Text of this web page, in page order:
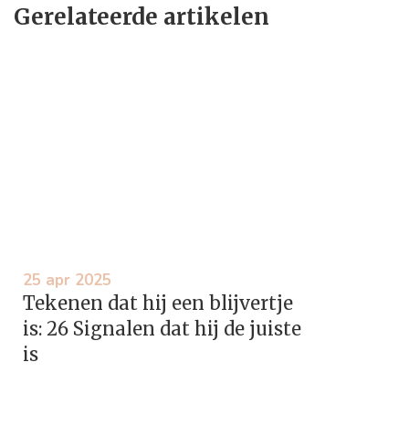
Gerelateerde artikelen
25 apr 2025
Tekenen dat hij een blijvertje
is: 26 Signalen dat hij de juiste
is